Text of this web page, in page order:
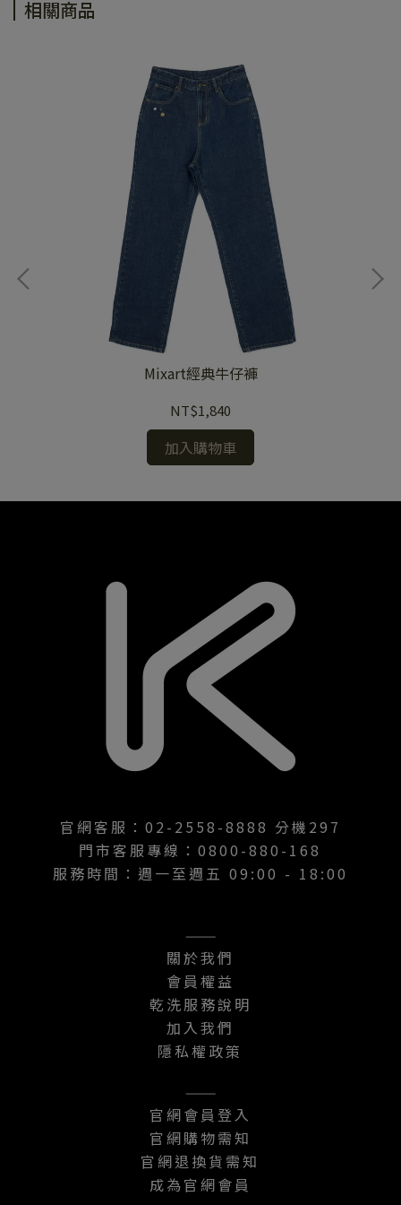
相關商品
Mixart經典牛仔褲
NT$1,840
加入購物車
官網客服：02-2558-8888 分機297
門市客服專線：0800-880-168
服務時間：週一至週五 09:00 - 18:00
———
關於我們
會員權益
乾洗服務說明
加入我們
隱私權政策
———
官網會員登入
官網購物需知
官網退換貨需知
成為官網會員